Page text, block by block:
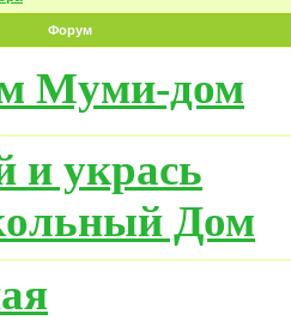
Форум
Муми-дом
и укрась
Дом